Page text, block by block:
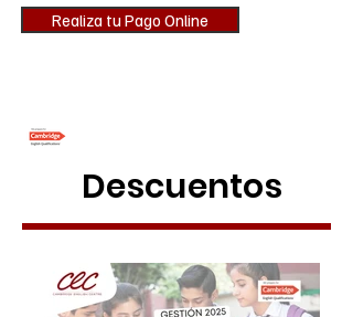
Realiza tu Pago Online
Descuentos